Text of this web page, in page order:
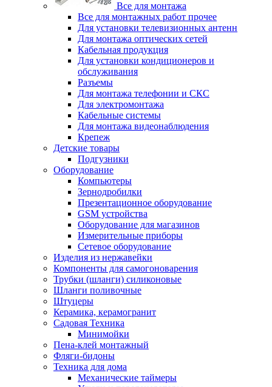
Все для монтажа
Все для монтажных работ прочее
Для установки телевизионных антенн
Для монтажа оптических сетей
Кабельная продукция
Для установки кондиционеров и
обслуживания
Разъемы
Для монтажа телефонии и СКС
Для электромонтажа
Кабельные системы
Для монтажа видеонаблюдения
Крепеж
Детские товары
Подгузники
Оборудование
Компьютеры
Зернодробилки
Презентационное оборудование
GSM устройства
Оборудование для магазинов
Измерительные приборы
Сетевое оборудование
Изделия из нержавейки
Компоненты для самогоноварения
Трубки (шланги) силиконовые
Шланги поливочные
Штуцеры
Керамика, керамогранит
Садовая Техника
Минимойки
Пена-клей монтажный
Фляги-бидоны
Техника для дома
Механические таймеры